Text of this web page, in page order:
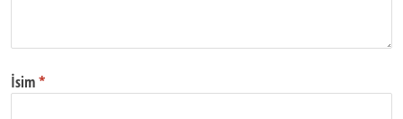
İsim*